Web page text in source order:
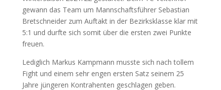
gewann das Team um Mannschaftsführer Sebastian
Bretschneider zum Auftakt in der Bezirksklasse klar mit
5:1 und durfte sich somit über die ersten zwei Punkte
freuen.
Lediglich Markus Kampmann musste sich nach tollem
Fight und einem sehr engen ersten Satz seinem 25
Jahre jüngeren Kontrahenten geschlagen geben.